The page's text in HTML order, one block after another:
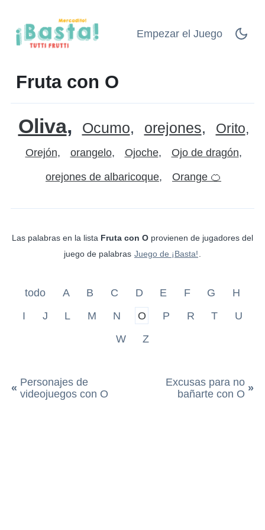
Empezar el Juego
Fruta con O
Oliva Ocumo orejones Orito
Orejón orangelo Ojoche Ojo de dragón
orejones de albaricoque Orange 🍊
Las palabras en la lista Fruta con O provienen de jugadores del
juego de palabras Juego de ¡Basta!
todo A B C D E F G
H
I
J L M N O P R T
U
W
Z
« Personajes de
videojuegos con O
Excusas para no
bañarte con O »